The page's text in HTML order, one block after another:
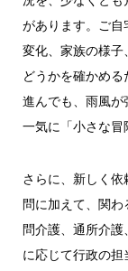
があります。ご自
変化、家族の様子
どうかを確かめ
進んでも、雨風が
一気に「小さな冒
さらに、新しく
問に加えて、関
問介護、通所介
に応じて行政の